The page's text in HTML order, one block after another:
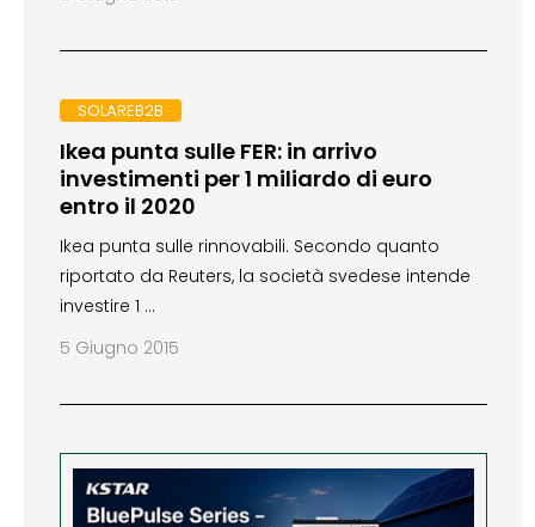
SOLAREB2B
Ikea punta sulle FER: in arrivo
investimenti per 1 miliardo di euro
entro il 2020
Ikea punta sulle rinnovabili. Secondo quanto
riportato da Reuters, la società svedese intende
investire 1 …
5 Giugno 2015